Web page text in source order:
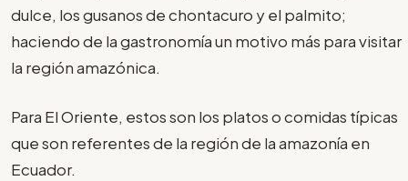
dulce, los gusanos de chontacuro y el palmito;
haciendo de la gastronomía un motivo más para visitar
la región amazónica.
Para El Oriente, estos son los platos o comidas típicas
que son referentes de la región de la amazonía en
Ecuador.